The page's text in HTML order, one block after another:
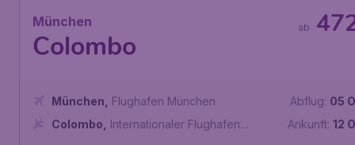
München
Colombo
München
Flughafen München
Colombo
Internationaler Flughafen
Abflug: 05
Ankunft: 12